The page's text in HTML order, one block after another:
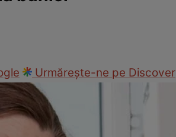
Urmărește-ne pe Discover